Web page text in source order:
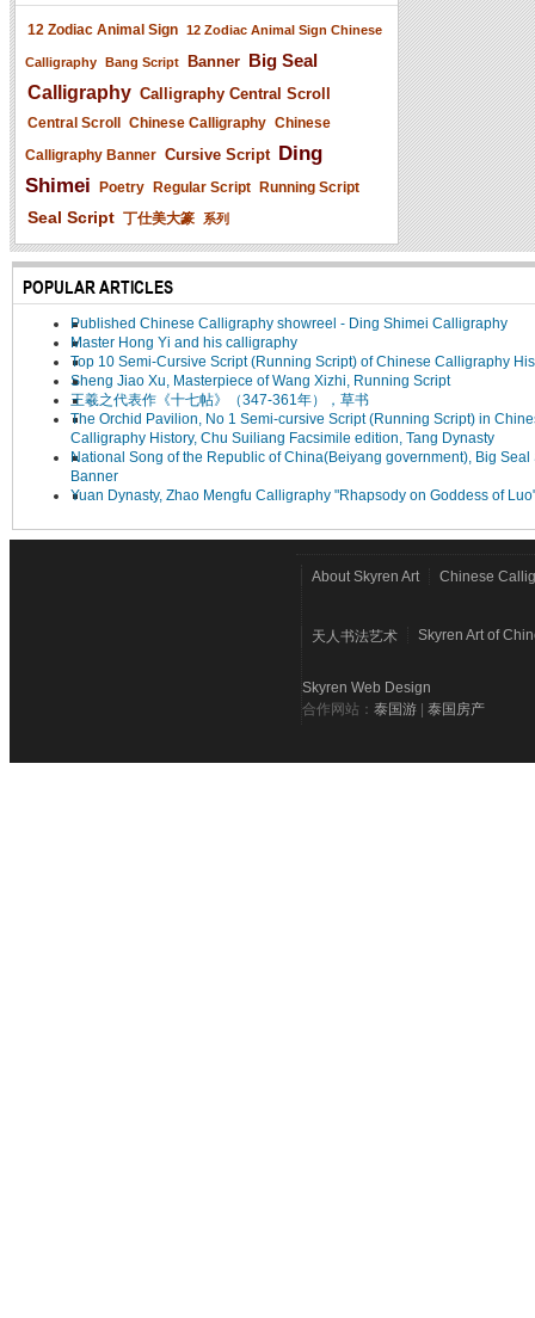
12 Zodiac Animal Sign 12 Zodiac Animal Sign Chinese
Calligraphy Bang Script Banner Big Seal
Calligraphy Calligraphy Central Scroll
Central Scroll Chinese Calligraphy Chinese
Calligraphy Banner Cursive Script Ding
Shimei Poetry Regular Script Running Script
Seal Script 丁仕美大篆 系列
POPULAR ARTICLES
Published Chinese Calligraphy showreel - Ding Shimei Calligraphy
Master Hong Yi and his calligraphy
Top 10 Semi-Cursive Script (Running Script) of Chinese Calligraphy
Sheng Jiao Xu, Masterpiece of Wang Xizhi, Running Script
王羲之代表作《十七帖》（347-361年），草书
The Orchid Pavilion, No 1 Semi-cursive Script (Running Script) in
Calligraphy History, Chu Suiliang Facsimile edition, Tang Dynasty
National Song of the Republic of China(Beiyang government), Big Seal
Banner
Yuan Dynasty, Zhao Mengfu Calligraphy "Rhapsody on Goddess of
About Skyren Art Chinese
天人书法艺术 Skyren Art of
Skyren Web Design
合作网站： 泰国游 | 泰国房产